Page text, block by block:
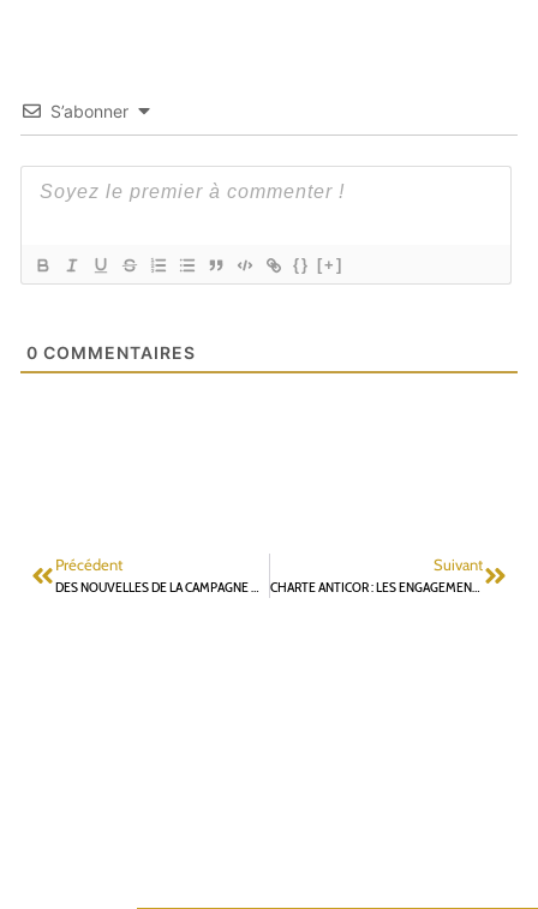
S’abonner
{} [+]
0 COMMENTAIRES
Précédent Suivant
CHARTE ANTICOR : LES ENGAGEMENTS DE LA LISTE « UN TEMPS D’AVANCE POUR FONTENAY »